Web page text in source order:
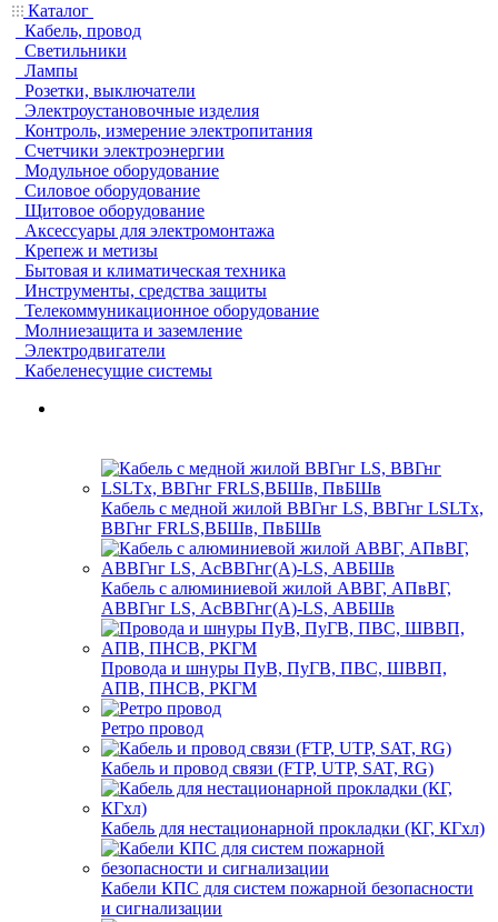
Каталог
Кабель, провод
Светильники
Лампы
Розетки, выключатели
Электроустановочные изделия
Контроль, измерение электропитания
Счетчики электроэнергии
Модульное оборудование
Силовое оборудование
Щитовое оборудование
Аксессуары для электромонтажа
Крепеж и метизы
Бытовая и климатическая техника
Инструменты, средства защиты
Телекоммуникационное оборудование
Молниезащита и заземление
Электродвигатели
Кабеленесущие системы
Кабель с медной жилой ВВГнг LS, ВВГнг LSLTx,
ВВГнг FRLS,ВБШв, ПвБШв
Кабель с алюминиевой жилой АВВГ, АПвВГ,
АВВГнг LS, АсВВГнг(А)-LS, АВБШв
Провода и шнуры ПуВ, ПуГВ, ПВС, ШВВП,
АПВ, ПНСВ, РКГМ
Ретро провод
Кабель и провод связи (FTP, UTP, SAT, RG)
Кабель для нестационарной прокладки (КГ, КГхл)
Кабели КПС для систем пожарной безопасности
и сигнализации